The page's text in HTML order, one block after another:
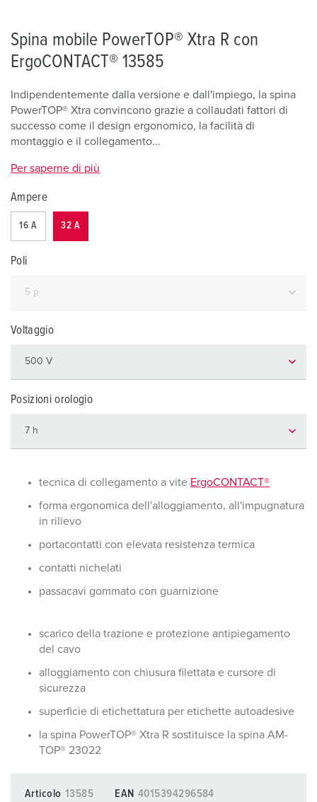
Spina mobile PowerTOP® Xtra R con
ErgoCONTACT® 13585
Indipendentemente dalla versione e dall'impiego, la spina
PowerTOP® Xtra convincono grazie a collaudati fattori di
successo come il design ergonomico, la facilità di
montaggio e il collegamento...
Per saperne di più
Ampere
16 A 32 A
Poli
Voltaggio
Posizioni orologio
tecnica di collegamento a vite ErgoCONTACT®
forma ergonomica dell'alloggiamento, all'impugnatura
in rilievo
portacontatti con elevata resistenza termica
contatti nichelati
passacavi gommato con guarnizione
scarico della trazione e protezione antipiegamento
del cavo
alloggiamento con chiusura filettata e cursore di
sicurezza
superficie di etichettatura per etichette autoadesive
la spina PowerTOP® Xtra R sostituisce la spina AM-
TOP® 23022
Articolo 13585 EAN 4015394296584